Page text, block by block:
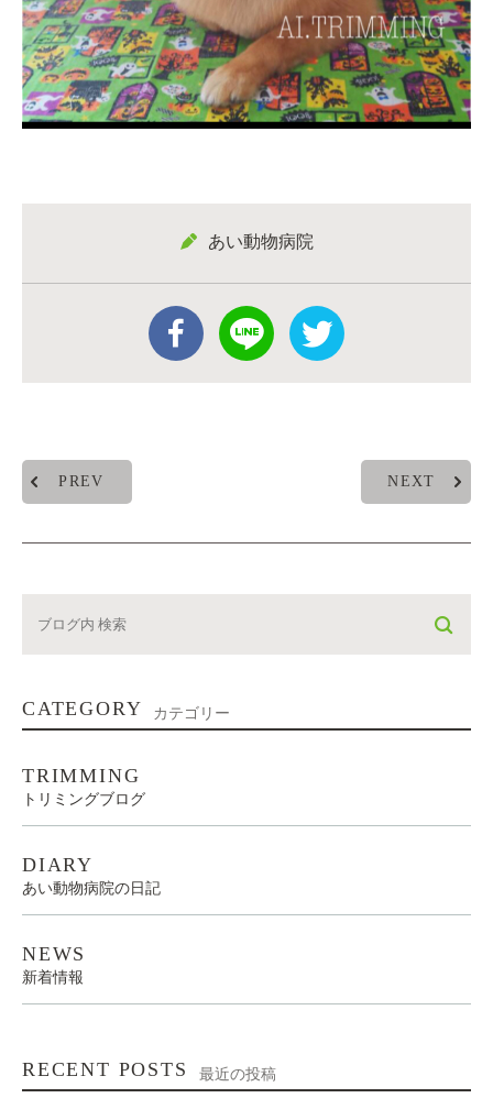
あい動物病院
PREV NEXT
CATEGORY カテゴリー
TRIMMING
トリミングブログ
DIARY
あい動物病院の日記
NEWS
新着情報
RECENT POSTS 最近の投稿